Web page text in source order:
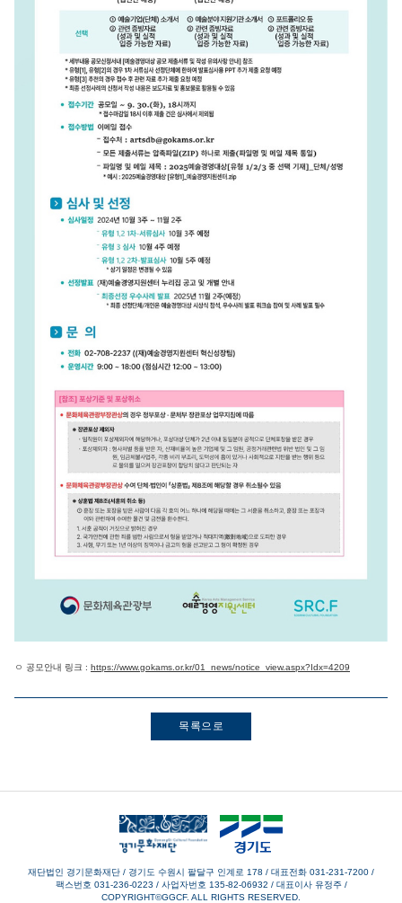
ㅇ 공모안내 링크 : https://www.gokams.or.kr/01_news/notice_view.aspx?Idx=4209
목록으로
재단법인 경기문화재단 / 경기도 수원시 팔달구 인계로 178 / 대표전화 031-231-7200 /
팩스번호 031-236-0223 / 사업자번호 135-82-06932 / 대표이사 유정주/
COPYRIGHT©GGCF. ALL RIGHTS RESERVED.